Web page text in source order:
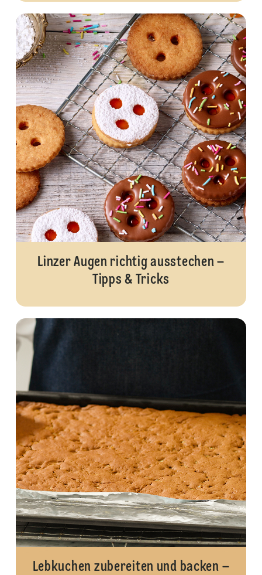
Linzer Augen richtig ausstechen –
Tipps & Tricks
Lebkuchen zubereiten und backen –